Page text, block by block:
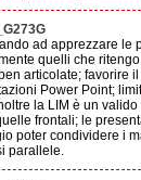
ad apprezzare
quelli che
articolate; favorire
Power Point;
la LIM è un
frontali; le
poter condividere i
parallele.